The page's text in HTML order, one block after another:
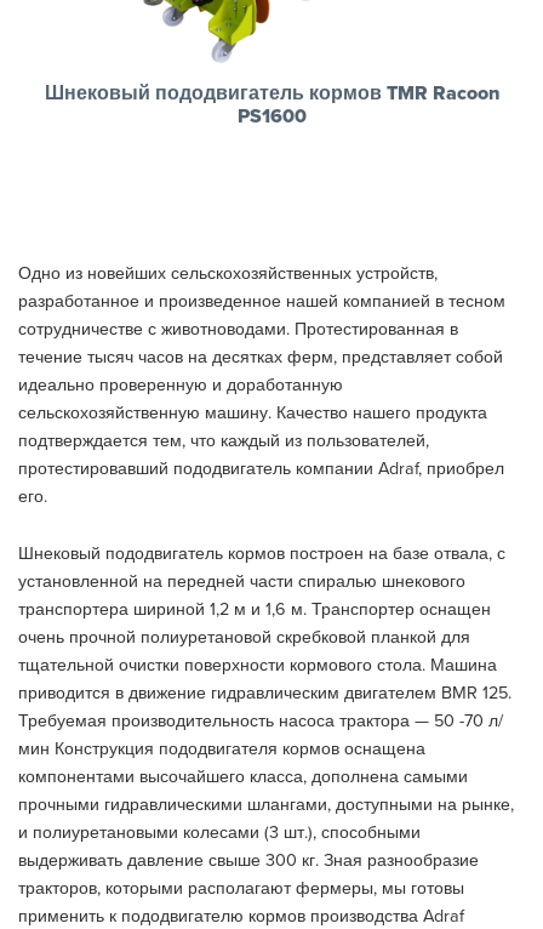
Шнековый пододвигатель кормов TMR Racoon
PS1600
Одно из новейших сельскохозяйственных устройств,
разработанное и произведенное нашей компанией в тесном
сотрудничестве с животноводами. Протестированная в
течение тысяч часов на десятках ферм, представляет собой
идеально проверенную и доработанную
сельскохозяйственную машину. Качество нашего продукта
подтверждается тем, что каждый из пользователей,
протестировавший пододвигатель компании Adraf, приобрел
его.
Шнековый пододвигатель кормов построен на базе отвала, с
установленной на передней части спиралью шнекового
транспортера шириной 1,2 м и 1,6 м. Транспортер оснащен
очень прочной полиуретановой скребковой планкой для
тщательной очистки поверхности кормового стола. Машина
приводится в движение гидравлическим двигателем BMR 125.
Требуемая производительность насоса трактора — 50 -70 л/
мин Конструкция пододвигателя кормов оснащена
компонентами высочайшего класса, дополнена самыми
прочными гидравлическими шлангами, доступными на рынке,
и полиуретановыми колесами (3 шт.), способными
выдерживать давление свыше 300 кг. Зная разнообразие
тракторов, которыми располагают фермеры, мы готовы
применить к пододвигателю кормов производства Adraf